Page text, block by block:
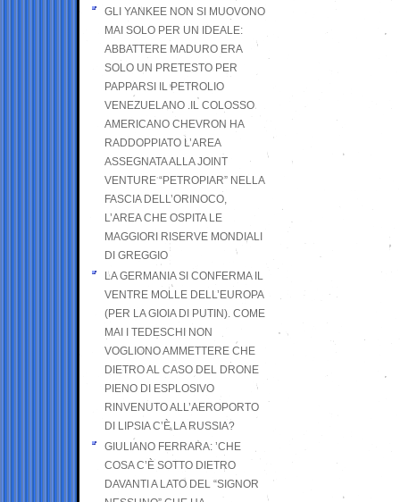
GLI YANKEE NON SI MUOVONO
MAI SOLO PER UN IDEALE:
ABBATTERE MADURO ERA
SOLO UN PRETESTO PER
PAPPARSI IL PETROLIO
VENEZUELANO .IL COLOSSO
AMERICANO CHEVRON HA
RADDOPPIATO L’AREA
ASSEGNATA ALLA JOINT
VENTURE “PETROPIAR” NELLA
FASCIA DELL’ORINOCO,
L’AREA CHE OSPITA LE
MAGGIORI RISERVE MONDIALI
DI GREGGIO
LA GERMANIA SI CONFERMA IL
VENTRE MOLLE DELL’EUROPA
(PER LA GIOIA DI PUTIN). COME
MAI I TEDESCHI NON
VOGLIONO AMMETTERE CHE
DIETRO AL CASO DEL DRONE
PIENO DI ESPLOSIVO
RINVENUTO ALL’AEROPORTO
DI LIPSIA C’È LA RUSSIA?
GIULIANO FERRARA: ’CHE
COSA C’È SOTTO DIETRO
DAVANTI A LATO DEL “SIGNOR